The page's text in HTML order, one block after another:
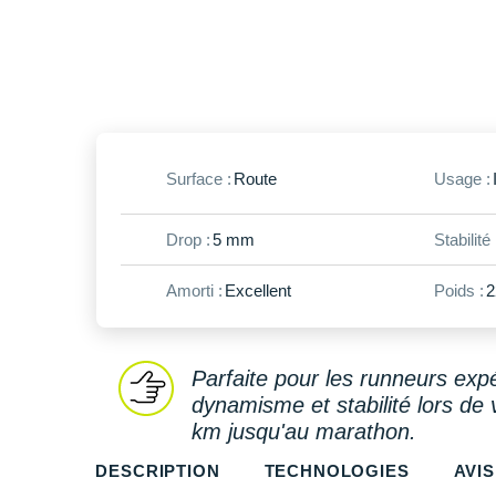
Parfaite pour les runneurs
dynamisme et stabilité lors de
km jusqu'au marathon.
DESCRIPTION TECHNOLOGIES AVIS
Surface : Route Usage :
Drop :5 mm Stabilité
Amorti : Excellent Poids :